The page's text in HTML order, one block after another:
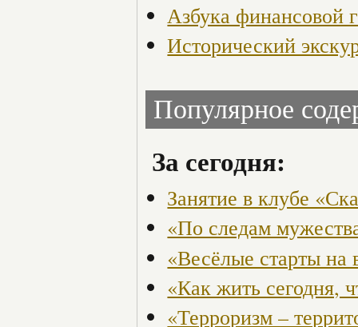
Азбука финансовой
Исторический
Популярное
За сегодня:
Занятие в клубе
«По следам
«Весёлые старты на
«Как жить сегодня,
«Терроризм –